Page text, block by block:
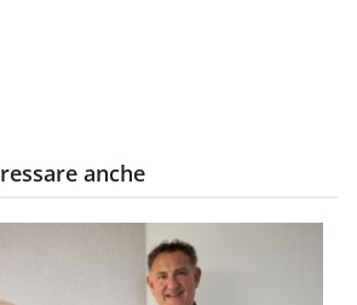
anche